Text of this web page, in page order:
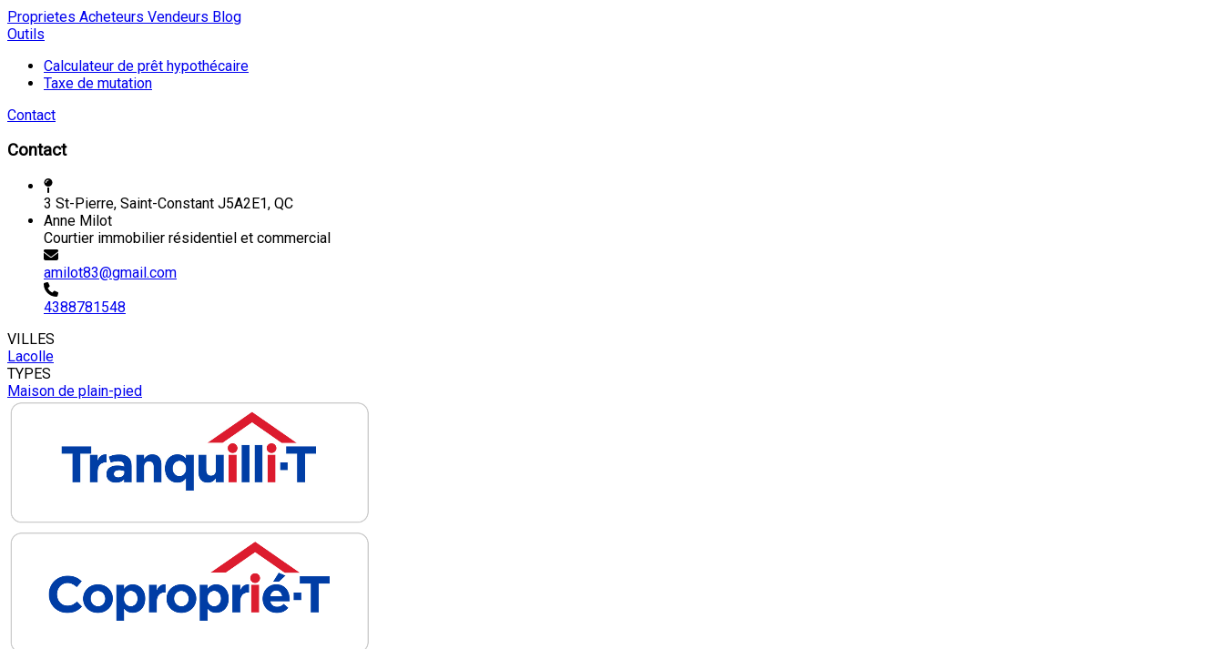
Proprietes Acheteurs Vendeurs Blog
Outils
Calculateur de prêt hypothécaire
Taxe de mutation
Contact
Contact
3 St-Pierre, Saint-Constant J5A2E1, QC
Anne Milot
Courtier immobilier résidentiel et commercial
amilot83@gmail.com
4388781548
VILLES
Lacolle
TYPES
Maison de plain-pied